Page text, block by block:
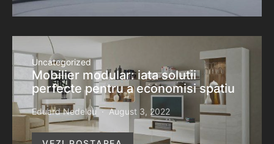
Uncategorized
Mobilier modular: iata solutii
perfecte pentru a economisi spatiu
Eduard Nedelcu August 3, 2022